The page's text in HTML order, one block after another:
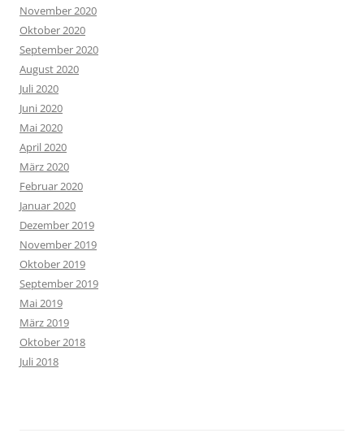
November 2020
Oktober 2020
September 2020
August 2020
Juli 2020
Juni 2020
Mai 2020
April 2020
März 2020
Februar 2020
Januar 2020
Dezember 2019
November 2019
Oktober 2019
September 2019
Mai 2019
März 2019
Oktober 2018
Juli 2018